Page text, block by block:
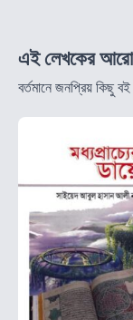
এই লেখকের
বর্তমানে জনপ্রিয় কিছু বই